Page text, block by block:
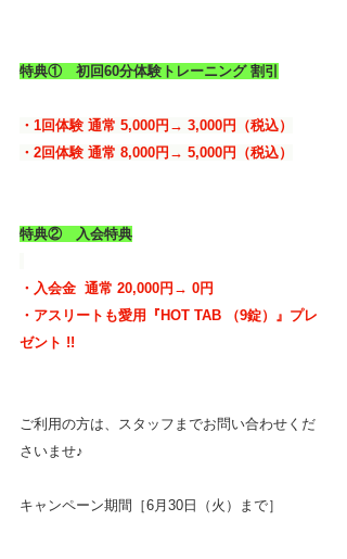
特典①　初回60分体験トレーニング 割引
・1回体験 通常 5,000円→ 3,000円（税込）
・2回体験 通常 8,000円→ 5,000円（税込）
特典②　入会特典
・入会金  通常 20,000円→ 0円
・アスリートも愛用『HOT TAB （9錠）』プレ
ゼント !!
ご利用の方は、スタッフまでお問い合わせくだ
さいませ♪
キャンペーン期間［6月30日（火）まで］